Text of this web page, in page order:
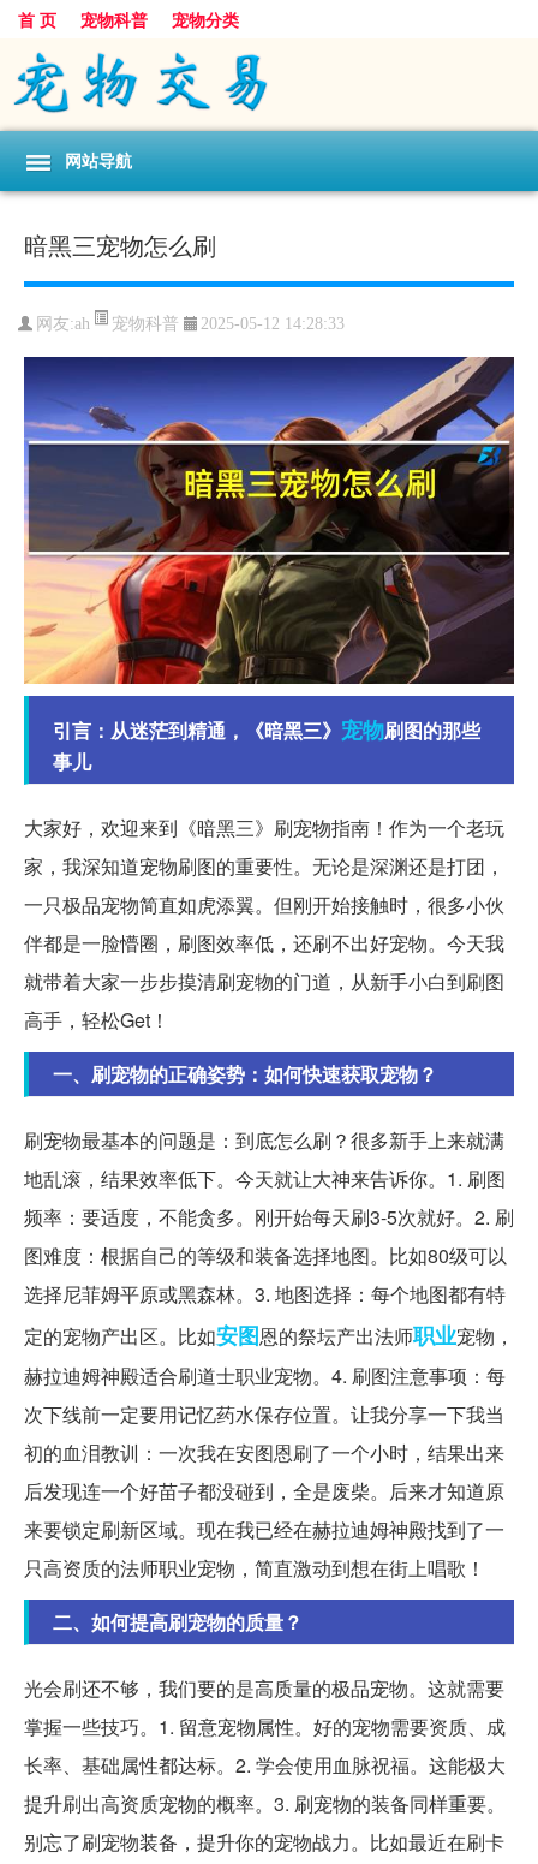
首 页 宠物科普 宠物分类
网站导航
暗黑三宠物怎么刷
网友:ah 宠物科普 2025-05-12 14:28:33
引言：从迷茫到精通，《暗黑三》 宠物刷图的那些
事儿
大家好，欢迎来到《暗黑三》刷宠物指南！作为一个老玩
家，我深知道宠物刷图的重要性。无论是深渊还是打团，
一只极品宠物简直如虎添翼。但刚开始接触时，很多小伙
伴都是一脸懵圈，刷图效率低，还刷不出好宠物。今天我
就带着大家一步步摸清刷宠物的门道，从新手小白到刷图
高手，轻松Get！
一、刷宠物的正确姿势：如何快速获取宠物？
刷宠物最基本的问题是：到底怎么刷？很多新手上来就满
地乱滚，结果效率低下。今天就让大神来告诉你。1. 刷图
频率：要适度，不能贪多。刚开始每天刷3-5次就好。2. 刷
图难度：根据自己的等级和装备选择地图。比如80级可以
选择尼菲姆平原或黑森林。3. 地图选择：每个地图都有特
定的宠物产出区。比如安图恩的祭坛产出法师职业宠物，
赫拉迪姆神殿适合刷道士职业宠物。4. 刷图注意事项：每
次下线前一定要用记忆药水保存位置。让我分享一下我当
初的血泪教训：一次我在安图恩刷了一个小时，结果出来
后发现连一个好苗子都没碰到，全是废柴。后来才知道原
来要锁定刷新区域。现在我已经在赫拉迪姆神殿找到了一
只高资质的法师职业宠物，简直激动到想在街上唱歌！
二、如何提高刷宠物的质量？
光会刷还不够，我们要的是高质量的极品宠物。这就需要
掌握一些技巧。1. 留意宠物属性。好的宠物需要资质、成
长率、基础属性都达标。2. 学会使用血脉祝福。这能极大
提升刷出高资质宠物的概率。3. 刷宠物的装备同样重要。
别忘了刷宠物装备，提升你的宠物战力。比如最近在刷卡